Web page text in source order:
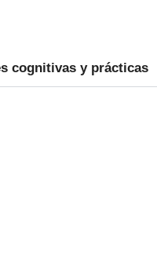
cognitivas y prácticas